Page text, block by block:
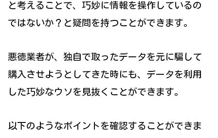
と考えることで、巧妙に情報を操作しているの
ではないか？と疑問を持つことができます。
悪徳業者が、独自で取ったデータを元に騙して
購入させようとしてきた時にも、データを利用
した巧妙なウソを見抜くことができます。
以下のようなポイントを確認することができま